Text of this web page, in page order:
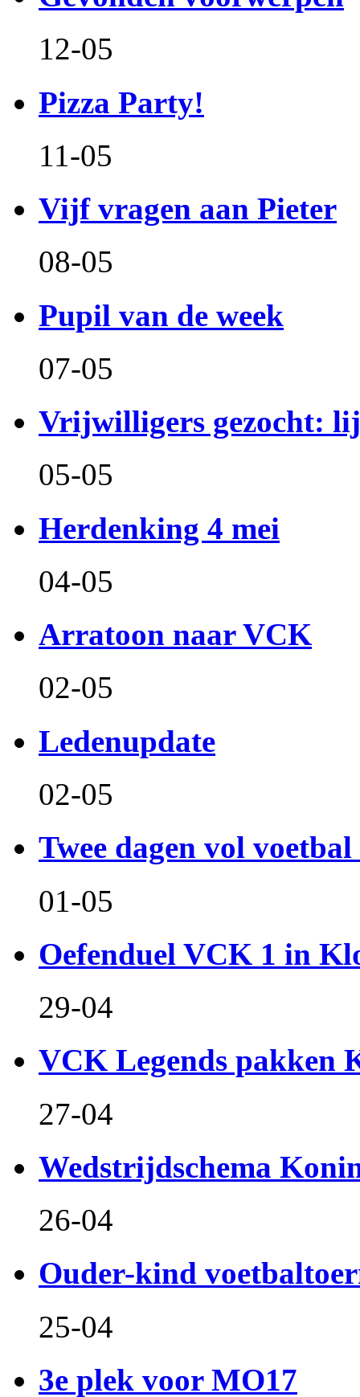
12-05
Pizza Party!
11-05
Vijf vragen aan Pieter
08-05
Pupil van de week
07-05
Vrijwilligers gezocht:
05-05
Herdenking 4 mei
04-05
Arratoon naar VCK
02-05
Ledenupdate
02-05
Twee dagen vol
01-05
Oefenduel VCK 1 in
29-04
VCK Legends pakken
27-04
Wedstrijdschema
26-04
Ouder-kind
25-04
3e plek voor MO17